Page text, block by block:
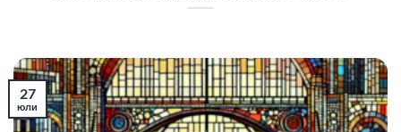
27
юли